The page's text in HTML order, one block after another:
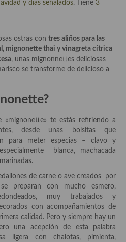
celebres, cocineros, críticos,
especias, hierbas aromáticas o
y días señalados. Tiene 3
ostras con tres aliños para las
mignonette thai y vinagreta cítrica
, unas mignonnettes deliciosas
se transforme de delicioso a
«mignonette» te estás refiriendo a
desde unas bolsitas que
para meter especias – clavo y
blanca, machacada
de carne o ave creados por
preparan con mucho esmero,
muy trabajados y
con acompañamientos de
calidad. Pero y siempre hay un
una acepción de esta palabra
ligera con chalotas, pimienta,